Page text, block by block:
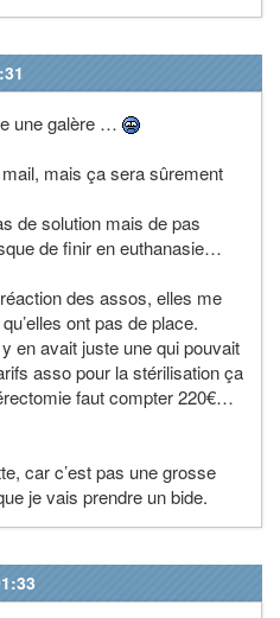
une galère …
mais ça sera sûrement
de solution mais de pas
de finir en euthanasie…
des assos, elles me
ont pas de place.
en avait juste une qui pouvait
asso pour la stérilisation ça
faut compter 220€…
car c’est pas une grosse
je vais prendre un bide.